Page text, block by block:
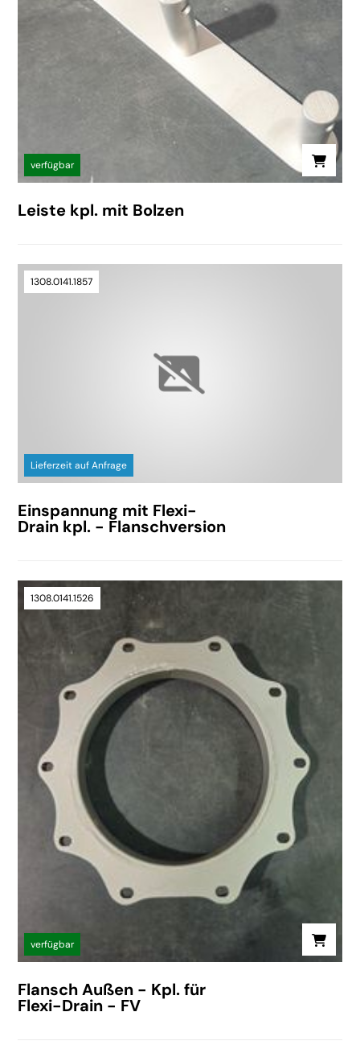
verfügbar
Leiste kpl. mit Bolzen
1308.0141.1857
Lieferzeit auf Anfrage
Einspannung mit Flexi-
Drain kpl. - Flanschversion
1308.0141.1526
verfügbar
Flansch Außen - Kpl. für
Flexi-Drain - FV